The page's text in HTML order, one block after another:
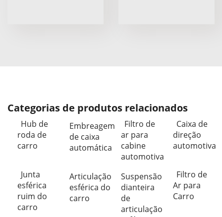
Categorias de produtos relacionados
Hub de
roda de
carro
Embreagem
de caixa
automática
Filtro de
ar para
cabine
automotiva
Caixa de
direção
automotiva
Junta
esférica
ruim do
carro
Articulação
esférica do
carro
Suspensão
dianteira
de
articulação
Filtro de
Ar para
Carro